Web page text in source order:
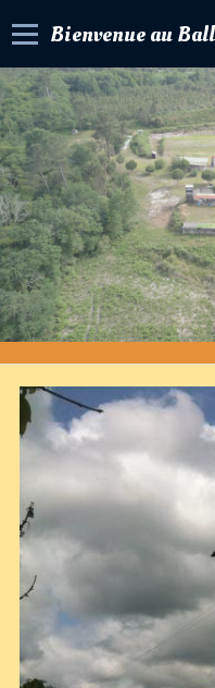
Bienvenue au
Accueil
Livre d'or
Album photos
Contact
Agenda
Forum